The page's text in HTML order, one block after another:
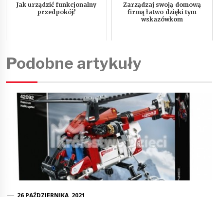
Jak urządzić funkcjonalny
przedpokój?
Zarządzaj swoją domową
firmą łatwo dzięki tym
wskazówkom
Podobne artykuły
26 PAŹDZIERNIKA, 2021